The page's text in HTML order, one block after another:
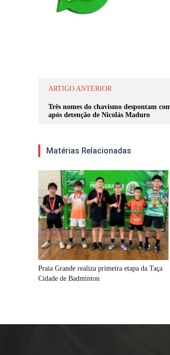
ARTIGO ANTERIOR
Três nomes do chavismo despontam
após detenção de Nicolás Maduro
Matérias Relacionadas
Praia Grande realiza primeira etapa da Taça
Cidade de Badminton